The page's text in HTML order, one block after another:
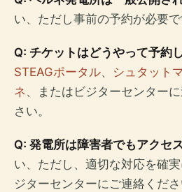
い、ただし事前の予約が必要で
Q: チケットはどうやって予約
STEAGポータル、 シュタット
ネ、またはビジターセンター
さい。
Q: 発電所は障害者でもアクセ
い、ただし、適切な対応を確
ジターセンターにご連絡くださ